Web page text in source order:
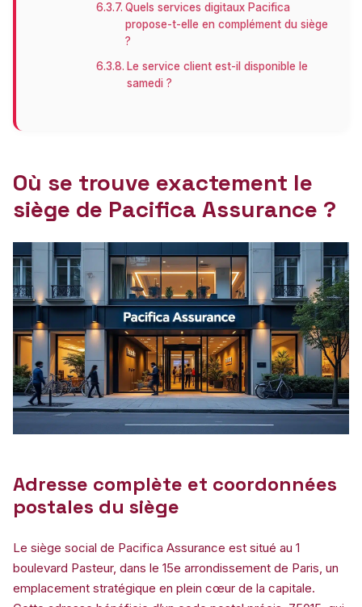
Quels services digitaux Pacifica
propose-t-elle en complément du siège
?
Le service client est-il disponible le
samedi ?
Où se trouve exactement le
siège de Pacifica Assurance ?
Adresse complète et coordonnées
postales du siège
Le siège social de Pacifica Assurance est situé au 1
boulevard Pasteur, dans le 15e arrondissement de Paris, un
emplacement stratégique en plein cœur de la capitale.